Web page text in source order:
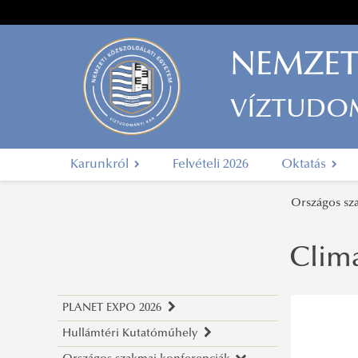
Karunkról Felvételi 2026 Oktatás
Országos
PLANET EXPO 2026
PLANET EXPO 2026
Hullámtéri Kutatóműhely